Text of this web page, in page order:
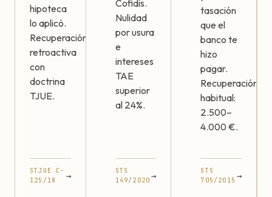
hipoteca
lo aplicó.
Recuperación
retroactiva
con
doctrina
TJUE.
STJUE C-
125/18
→
Cofidis.
Nulidad
por usura
e
intereses
TAE
superior
al 24%.
STS
149/2020 →
tasación
que el
banco te
hizo
pagar.
Recuperación
habitual:
2.500–
4.000 €.
STS
705/2015 →